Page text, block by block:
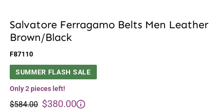
Salvatore Ferragamo Belts Men Leather
Brown/Black
F87110
SUMMER FLASH SALE
Only 2 pieces left!
$584.00 $380.00